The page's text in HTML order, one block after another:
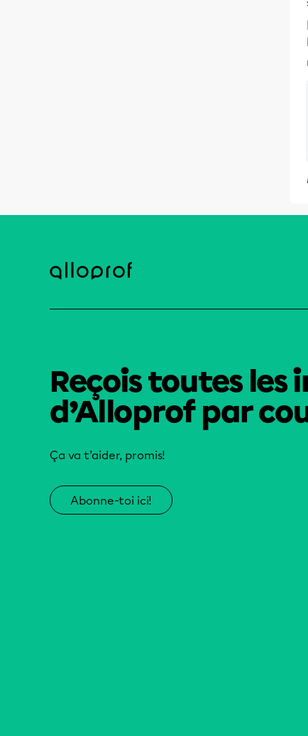
Reçois toutes les
d’Alloprof par
Ça va t’aider, promis!
Abonne-toi ici!